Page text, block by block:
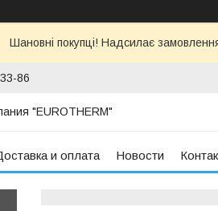
Шановні покупці! Надсилає
86
"EUROTHERM"
и оплата Новости